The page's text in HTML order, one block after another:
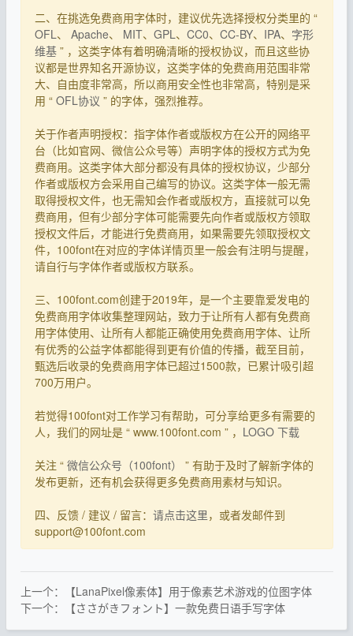
二、在挑选免费商用字体时，建议优先选择授权分类里的 “
OFL、 Apache、 MIT、 GPL、 CC0、 CC-BY、 IPA、 字形
维基 ” ，这类字体有着明确清晰的授权协议，而且这些协
议都是世界知名开源协议，这类字体的免费商用范围非常
大、自由度非常高，所以商用安全性也非常高，特别是采
用 “ OFL协议 ” 的字体，强烈推荐。
关于作者声明授权：指字体作者或版权方在公开的网络平
台（比如官网、微信公众号等）声明字体的授权方式为免
费商用。这类字体大部分都没有具体的授权协议，少部分
作者或版权方会采用自己编写的协议。这类字体一般无需
取得授权文件，也无需知会作者或版权方，直接就可以免
费商用，但有少部分字体可能需要先向作者或版权方领取
授权文件后，才能进行免费商用，如果需要先领取授权文
件，100font在对应的字体详情页里一般会有注明与提醒，
请自行与字体作者或版权方联系。
三、100font.com创建于2019年，是一个主要靠爱发电的
免费商用字体收集整理网站，致力于让所有人都有免费商
用字体使用、让所有人都能正确使用免费商用字体、让所
有优秀的公益字体都能得到更有价值的传播，截至目前，
甄选后收录的免费商用字体已超过1500款，已累计吸引超
700万用户。
若觉得100font对工作学习有帮助，可分享给更多有需要的
人，我们的网址是 “ www.100font.com ” ， LOGO 下载
关注 “ 微信公众号（100font）
” 有助于及时了解新字体的
发布更新，还有机会获得更多免费商用素材与知识。
四、反馈 / 建议 / 留言： 请点击这里，或者发邮件到
support@100font.com
上一个：【LanaPixel像素体】用于像素艺术游戏的位图字体
下一个：【ささがきフォント】一款免费日语手写字体